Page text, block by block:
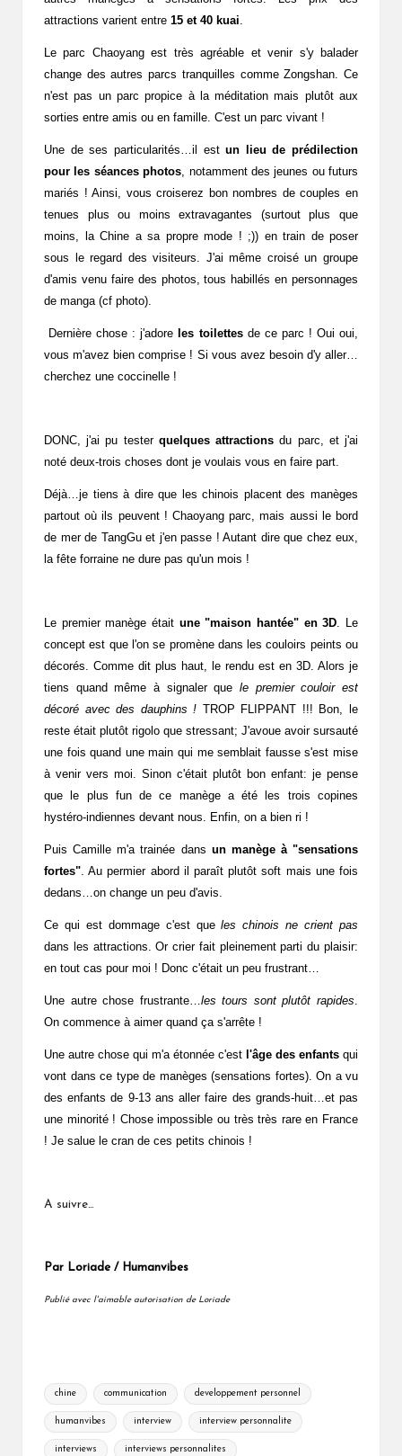
attractions varient entre 15 et 40 kuai.
Le parc Chaoyang est très agréable et venir s'y balader
change des autres parcs tranquilles comme Zongshan. Ce
n'est pas un parc propice à la méditation mais plutôt aux
sorties entre amis ou en famille. C'est un parc vivant !
Une de ses particularités…il estun lieu de prédilection
pour les séances photos, notamment des jeunes ou futurs
mariés ! Ainsi, vous croiserez bon nombres de couples en
tenues plus ou moins extravagantes (surtout plus que
moins, la Chine a sa propre mode ! ;)) en train de poser
sous le regard des visiteurs. J'ai même croisé un groupe
d'amis venu faire des photos, tous habillés en personnages
de manga (cf photo).
Dernière chose : j'adore les toilettesde ce parc ! Oui oui,
vous m'avez bien comprise ! Si vous avez besoin d'y aller…
cherchez une coccinelle !
DONC, j'ai pu tester quelques attractions du parc, et j'ai
noté deux-trois choses dont je voulais vous en faire part.
Déjà…je tiens à dire que les chinois placent des manèges
partout où ils peuvent ! Chaoyang parc, mais aussi le bord
de mer de TangGu et j'en passe ! Autant dire que chez eux,
la fête forraine ne dure pas qu'un mois !
Le premier manège était une "maison hantée" en 3D. Le
concept est que l'on se promène dans les couloirs peints ou
décorés. Comme dit plus haut, le rendu est en 3D. Alors je
tiens quand même à signaler que le premier couloir est
décoré avec des dauphins ! TROP FLIPPANT !!! Bon, le
reste était plutôt rigolo que stressant; J'avoue avoir sursauté
une fois quand une main qui me semblait fausse s'est mise
à venir vers moi. Sinon c'était plutôt bon enfant: je pense
que le plus fun de ce manège a été les trois copines
hystéro-indiennes devant nous. Enfin, on a bien ri !
Puis Camille m'a trainée dans un manège à "sensations
fortes". Au permier abord il paraît plutôt soft mais une fois
dedans…on change un peu d'avis.
Ce qui est dommage c'est queles chinois ne crient pas
dans les attractions. Or crier fait pleinement parti du plaisir:
en tout cas pour moi ! Donc c'était un peu frustrant…
Une autre chose frustrante…les tours sont plutôt rapides.
On commence à aimer quand ça s'arrête !
Une autre chose qui m'a étonnée c'est l'âge des enfants qui
vont dans ce type de manèges (sensations fortes). On a vu
des enfants de 9-13 ans aller faire des grands-huit…et pas
une minorité ! Chose impossible ou très très rare en France
! Je salue le cran de ces petits chinois !
A suivre…
Par Loriade / Humanvibes
Publié avec l'aimable autorisation de Loriade
Tags:
chine communication developpement personnel
humanvibes interview interview personnalite
interviews interviews personnalites